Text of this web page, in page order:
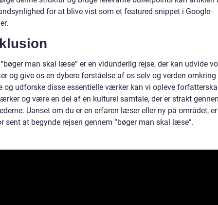
for at blive vist som et featured snippet i Google-
man skal læse” er en vidunderlig rejse, der kan udvide
og give os en dybere forståelse af os selv og verden omkring
og udforske disse essentielle værker kan vi opleve
og være en del af en kulturel samtale, der er strakt
Uanset om du er en erfaren læser eller ny på området,
sent at begynde rejsen gennem “bøger man skal læse”.